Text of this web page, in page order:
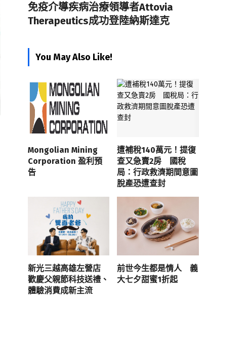
免疫介導疾病治療領導者Attovia
Therapeutics成功登陸納斯達克
You May Also Like!
Mongolian Mining
Corporation 盈利預
告
遭補稅140萬元！提復
查又急賣2房 國稅
局：行政救濟期間意圖
脫產恐遭查封
新光三越高雄左營店
歡慶父親節科技送禮、
體驗消費成新主流
前世今生都是情人 義
大七夕甜蜜1折起